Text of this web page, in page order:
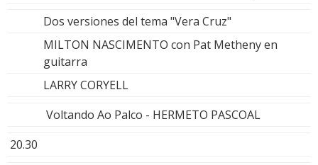
Dos versiones del tema "Vera Cruz"
MILTON NASCIMENTO con Pat Metheny en
guitarra
LARRY CORYELL
Voltando Ao Palco - HERMETO PASCOAL
20.30